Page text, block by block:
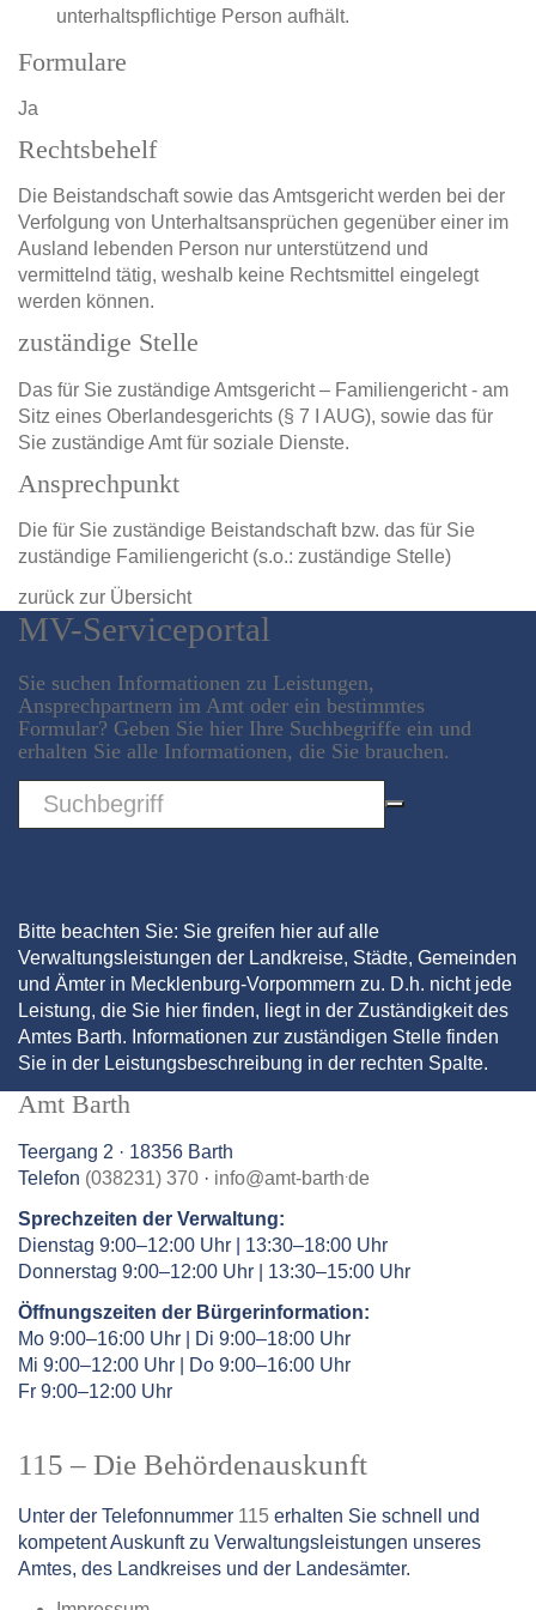
unterhaltspflichtige Person aufhält.
Formulare
Ja
Rechtsbehelf
Die Beistandschaft sowie das Amtsgericht werden bei der
Verfolgung von Unterhaltsansprüchen gegenüber einer im
Ausland lebenden Person nur unterstützend und
vermittelnd tätig, weshalb keine Rechtsmittel eingelegt
werden können.
zuständige Stelle
Das für Sie zuständige Amtsgericht – Familiengericht - am
Sitz eines Oberlandesgerichts (§ 7 I AUG), sowie das für
Sie zuständige Amt für soziale Dienste.
Ansprechpunkt
Die für Sie zuständige Beistandschaft bzw. das für Sie
zuständige Familiengericht (s.o.: zuständige Stelle)
zurück zur Übersicht
MV-Serviceportal
Sie suchen Informationen zu Leistungen,
Ansprechpartnern im Amt oder ein bestimmtes
Formular? Geben Sie hier Ihre Suchbegriffe ein und
erhalten Sie alle Informationen, die Sie brauchen.
Sword
Bitte beachten Sie: Sie greifen hier auf alle
Verwaltungsleistungen der Landkreise, Städte, Gemeinden
und Ämter in Mecklenburg-Vorpommern zu. D.h. nicht jede
Leistung, die Sie hier finden, liegt in der Zuständigkeit des
Amtes Barth. Informationen zur zuständigen Stelle finden
Sie in der Leistungsbeschreibung in der rechten Spalte.
Amt Barth
Teergang 2 · 18356 Barth
Telefon (038231) 370 · info@amt-barth de
Sprechzeiten der Verwaltung:
Dienstag 9:00–12:00 Uhr | 13:30–18:00 Uhr
Donnerstag 9:00–12:00 Uhr | 13:30–15:00 Uhr
Öffnungszeiten der Bürgerinformation:
Mo 9:00–16:00 Uhr | Di 9:00–18:00 Uhr
Mi 9:00–12:00 Uhr | Do 9:00–16:00 Uhr
Fr 9:00–12:00 Uhr
115 – Die Behördenauskunft
Unter der Telefonnummer 115 erhalten Sie schnell und
kompetent Auskunft zu Verwaltungsleistungen unseres
Amtes, des Landkreises und der Landesämter.